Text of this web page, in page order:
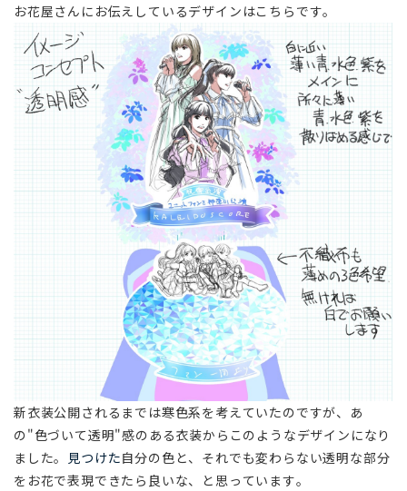
お花屋さんにお伝えしているデザインはこちらです。
新衣装公開されるまでは寒色系を考えていたのですが、あ
の"色づいて透明"感のある衣装からこのようなデザインになり
ました。 見つけた自分の色と、それでも変わらない透明な部分
をお花で表現できたら良いな、と思っています。